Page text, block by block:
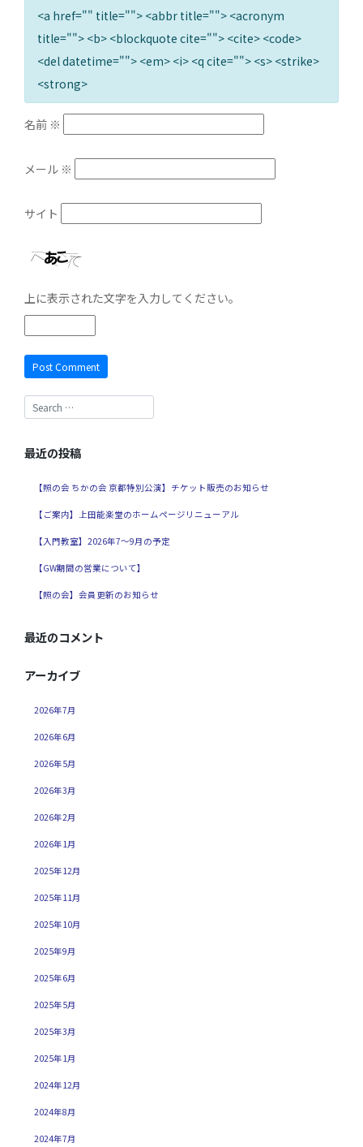
<a href="" title=""> <abbr title=""> <acronym
title=""> <b> <blockquote cite=""> <cite> <code>
<del datetime=""> <em> <i> <q cite=""> <s> <strike>
<strong>
名前 ※
メール ※
サイト
上に表示された文字を入力してください。
最近の投稿
【照の会 ちかの会 京都特別公演】チケット販売のお知らせ
【ご案内】上田能楽堂のホームページリニューアル
【入門教室】2026年7～9月の予定
【GW期間の営業について】
【照の会】会員更新のお知らせ
最近のコメント
アーカイブ
2026年7月
2026年6月
2026年5月
2026年3月
2026年2月
2026年1月
2025年12月
2025年11月
2025年10月
2025年9月
2025年6月
2025年5月
2025年3月
2025年1月
2024年12月
2024年8月
2024年7月